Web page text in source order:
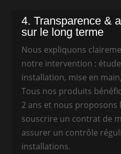
4. Transparence &
sur le long terme
Nous expliquons
notre intervention :
installation, mise en
Tous nos produits
2 ans et nous proposons
souscrire un contrat de
assurer un contrôle
installations.